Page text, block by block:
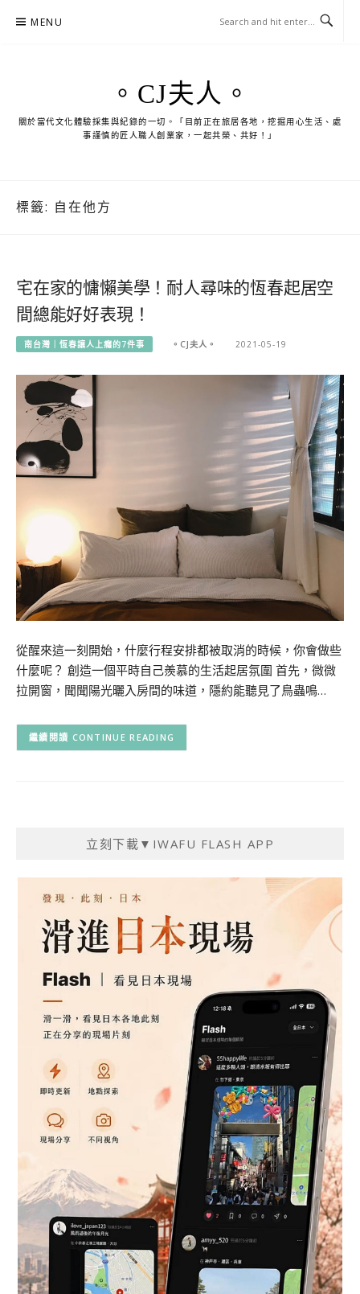
MENU
。CJ夫人。
關於當代文化體驗採集與紀錄的一切。「目前正在旅居各地，挖掘用心生活、處
事謹慎的匠人職人創業家，一起共榮、共好！」
標籤: 自在他方
宅在家的慵懶美學！耐人尋味的恆春起居空
間總能好好表現！
南台灣｜恆春讓人上癮的7件事 。CJ夫人。 2021-05-19
從醒來這一刻開始，什麼行程安排都被取消的時候，你會做些
什麼呢？ 創造一個平時自己羨慕的生活起居氛圍 首先，微微
拉開窗，聞聞陽光曬入房間的味道，隱約能聽見了鳥蟲鳴…
CONTINUE READING
立刻下載▼IWAFU FLASH APP